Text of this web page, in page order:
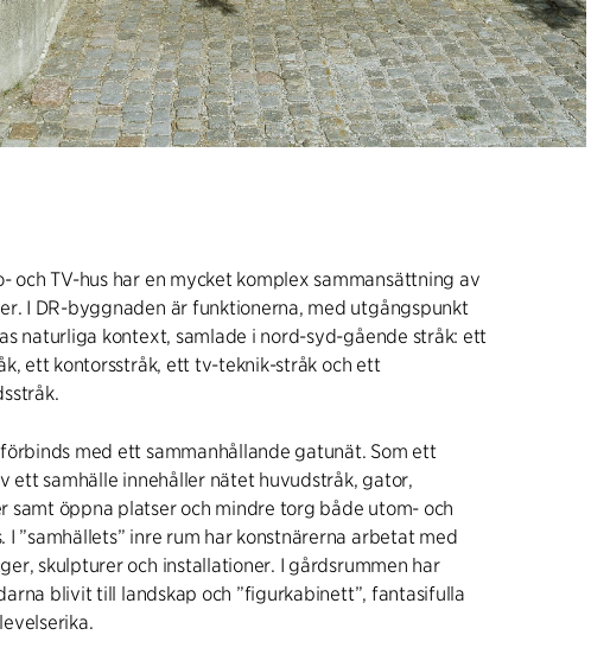
och TV-hus har en mycket komplex sammansättning av
I DR-byggnaden är funktionerna, med utgångspunkt
naturliga kontext, samlade i nord-syd-gående stråk: ett
ett kontorsstråk, ett tv-teknik-stråk och ett
med ett sammanhållande gatunät. Som ett
ett samhälle innehåller nätet huvudstråk, gator,
samt öppna platser och mindre torg både utom- och
I ”samhällets” inre rum har konstnärerna arbetat med
skulpturer och installationer. I gårdsrummen har
blivit till landskap och ”figurkabinett”, fantasifulla